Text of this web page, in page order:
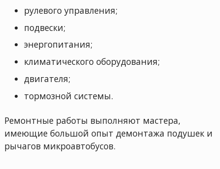
рулевого управления;
подвески;
энергопитания;
климатического оборудования;
двигателя;
тормозной системы.
Ремонтные работы выполняют мастера,
имеющие большой опыт демонтажа подушек и
рычагов микроавтобусов.